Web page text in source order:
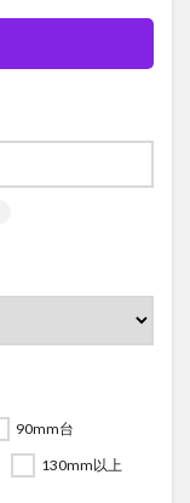
90mm台
130mm以上